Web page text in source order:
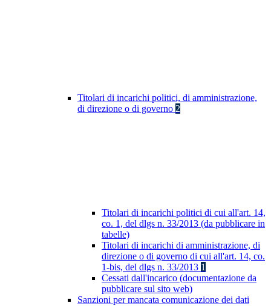
Titolari di incarichi politici, di amministrazione,
di direzione o di governo 2
Titolari di incarichi politici di cui all'art. 14,
co. 1, del dlgs n. 33/2013 (da pubblicare in
tabelle)
Titolari di incarichi di amministrazione, di
direzione o di governo di cui all'art. 14, co.
1-bis, del dlgs n. 33/2013 1
Cessati dall'incarico (documentazione da
pubblicare sul sito web)
Sanzioni per mancata comunicazione dei dati